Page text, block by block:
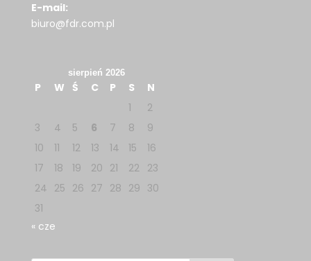
E-mail:
biuro@fdr.com.pl
sierpień 2026
P W Ś C P S
N
1
2
3
4 5 6 7 8
9
10
11 12 13 14 15
16
17
18 19 20 21 22
23
24 25 26 27 28 29 30
31
« cze